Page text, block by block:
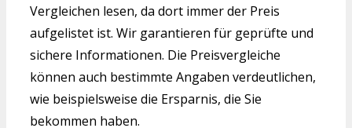
Vergleichen lesen, da dort immer der Preis
aufgelistet ist. Wir garantieren für geprüfte und
sichere Informationen. Die Preisvergleiche
können auch bestimmte Angaben verdeutlichen,
wie beispielsweise die Ersparnis, die Sie
bekommen haben.